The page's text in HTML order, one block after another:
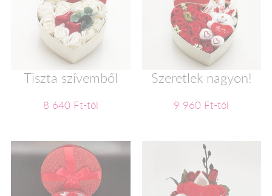
Tiszta szívemből
8 640 Ft-tól
Szeretlek nagyon!
9 960 Ft-tól